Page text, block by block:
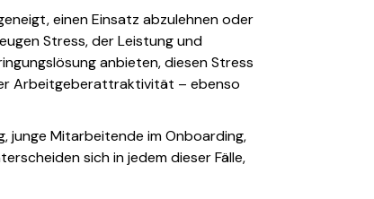
einen Einsatz abzulehnen oder
Stress, der Leistung und
anbieten, diesen Stress
Arbeitgeberattraktivität – ebenso
junge Mitarbeitende im Onboarding,
sich in jedem dieser Fälle,